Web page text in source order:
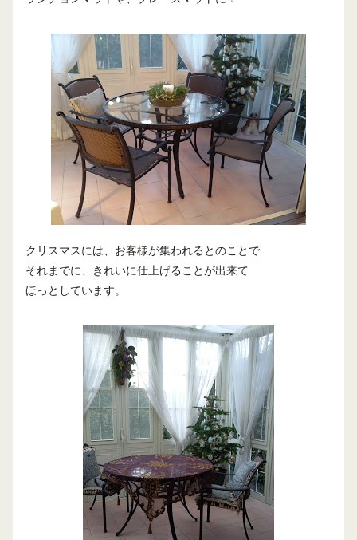
クリスマスには、お客様が集われるとのことで
それまでに、きれいに仕上げることが出来て
ほっとしています。